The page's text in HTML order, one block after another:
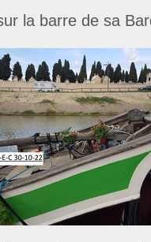
la barre de sa